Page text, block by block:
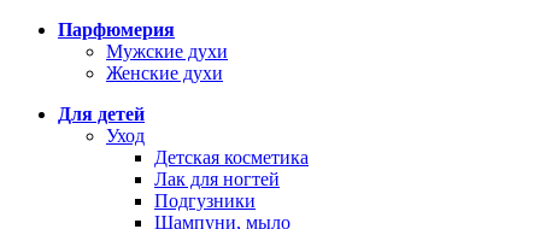
Парфюмерия
Мужские духи
Женские духи
Для детей
Уход
Детская косметика
Лак для ногтей
Подгузники
Шампуни, мыло